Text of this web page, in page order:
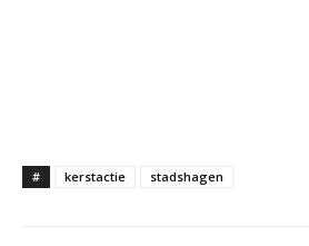
# kerstactie stadshagen